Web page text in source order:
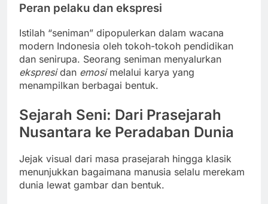
Peran pelaku dan ekspresi
Istilah “seniman” dipopulerkan dalam wacana
modern Indonesia oleh tokoh-tokoh pendidikan
dan senirupa. Seorang seniman menyalurkan
ekspresidan emosimelalui karya yang
menampilkan berbagai bentuk.
Sejarah Seni: Dari Prasejarah
Nusantara ke Peradaban Dunia
Jejak visual dari masa prasejarah hingga klasik
menunjukkan bagaimana manusia selalu merekam
dunia lewat gambar dan bentuk.